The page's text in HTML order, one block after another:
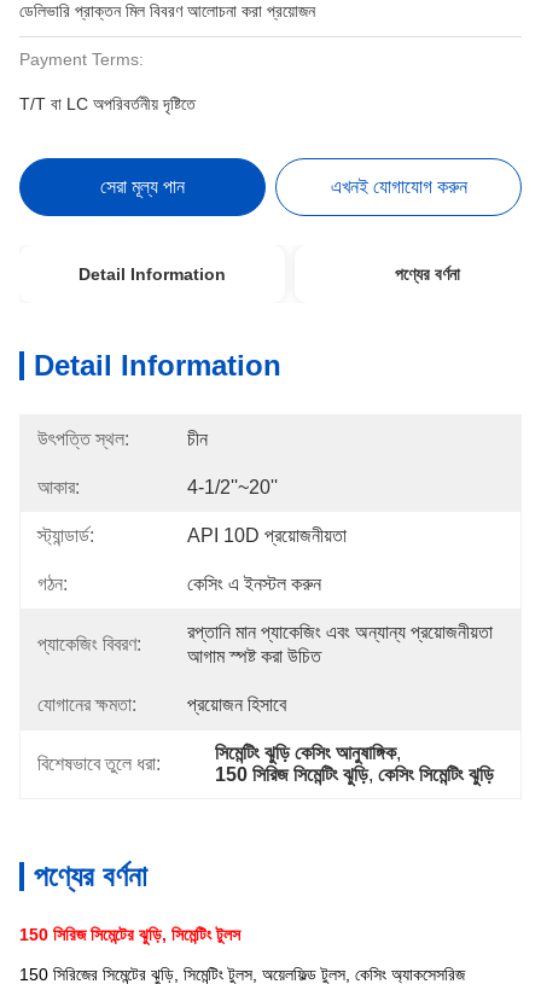
ডেলিভারি প্রাক্তন মিল বিবরণ আলোচনা করা প্রয়োজন
Payment Terms:
T/T বা LC অপরিবর্তনীয় দৃষ্টিতে
সেরা মূল্য পান এখনই যোগাযোগ করুন
Detail Information পণ্যের বর্ণনা
Detail Information
উৎপত্তি স্থল: চীন
আকার: 4-1/2''~20''
স্ট্যান্ডার্ড: API 10D প্রয়োজনীয়তা
গঠন: কেসিং এ ইনস্টল করুন
প্যাকেজিং বিবরণ:
রপ্তানি মান প্যাকেজিং এবং অন্যান্য প্রয়োজনীয়তা
আগাম স্পষ্ট করা উচিত
যোগানের ক্ষমতা: প্রয়োজন হিসাবে
বিশেষভাবে তুলে ধরা:
সিমেন্টিং ঝুড়ি কেসিং আনুষাঙ্গিক,
150 সিরিজ সিমেন্টিং ঝুড়ি, কেসিং সিমেন্টিং ঝুড়ি
পণ্যের বর্ণনা
150 সিরিজ সিমেন্টের ঝুড়ি, সিমেন্টিং টুলস
150 সিরিজের সিমেন্টের ঝুড়ি, সিমেন্টিং টুলস, অয়েলফিল্ড টুলস, কেসিং অ্যাকসেসরিজ